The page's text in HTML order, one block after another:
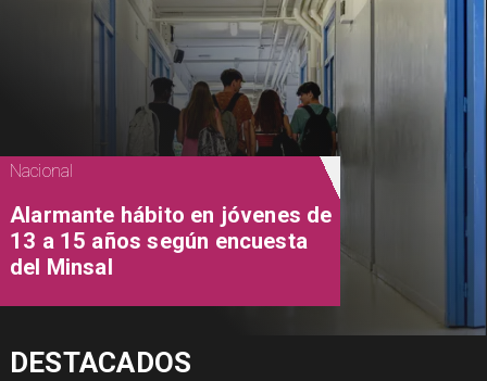
Nacional
Alarmante hábito en jóvenes de
13 a 15 años según encuesta
del Minsal
DESTACADOS